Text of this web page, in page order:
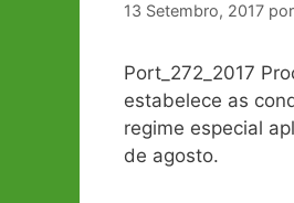
13 Setembro, 2017 por
Port_272_2017
estabelece as
regime especial
de agosto.